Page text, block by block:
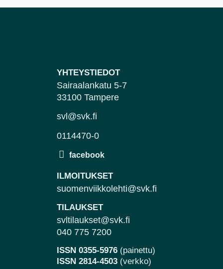
YHTEYSTIEDOT
Sairaalankatu 5-7
33100 Tampere
svl@svk.fi
0114470-0
ILMOITUKSET
suomenviikkolehti@svk.fi
TILAUKSET
svltilaukset@svk.fi
040 775 7200
ISSN 0355-5976 (painettu)
ISSN 2814-4503 (verkko)